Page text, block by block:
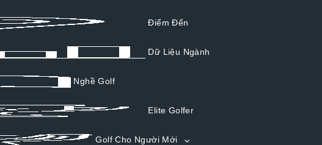
Điểm Đến
Dữ Liệu Ngành
Nghề Golf
Elite Golfer
Golf Cho Người Mới